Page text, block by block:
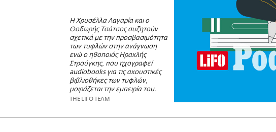
Η Χρυσέλλα Λαγαρία και ο
Θοδωρής Τσάτσος συζητούν
σχετικά με την προσβασιμότητα
των τυφλών στην ανάγνωση
ενώ ο ηθοποιός Ηρακλής
Στρούγκης, που ηχογραφεί
audiobooks για τις ακουστικές
βιβλιοθήκες των τυφλών,
μοιράζεται την εμπειρία του.
THE LIFO TEAM